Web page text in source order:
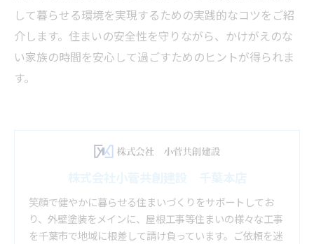
して暮らせる環境を実現するための実践的なコツをご紹
介します。住まいの安全性を守りながら、かけがえのな
い家族の時間を安心して過ごすためのヒントが得られま
す。
笑顔で健やかに暮らせる住まいづくりをサポートしてお
り、外壁塗装をメインに、屋根工事等住まいの様々な工事
を千葉市で地域に根差して請け負っています。ご依頼を迷